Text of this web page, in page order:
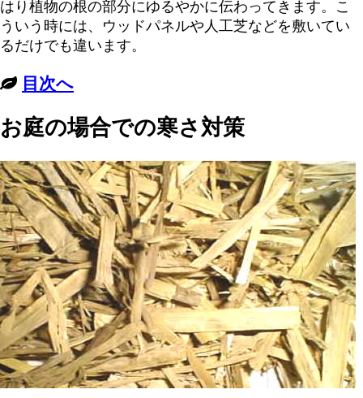
はり植物の根の部分にゆるやかに伝わってきます。こ
ういう時には、ウッドパネルや人工芝などを敷いてい
るだけでも違います。
目次へ
お庭の場合での寒さ対策